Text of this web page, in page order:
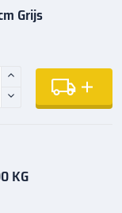
Grijs
KG